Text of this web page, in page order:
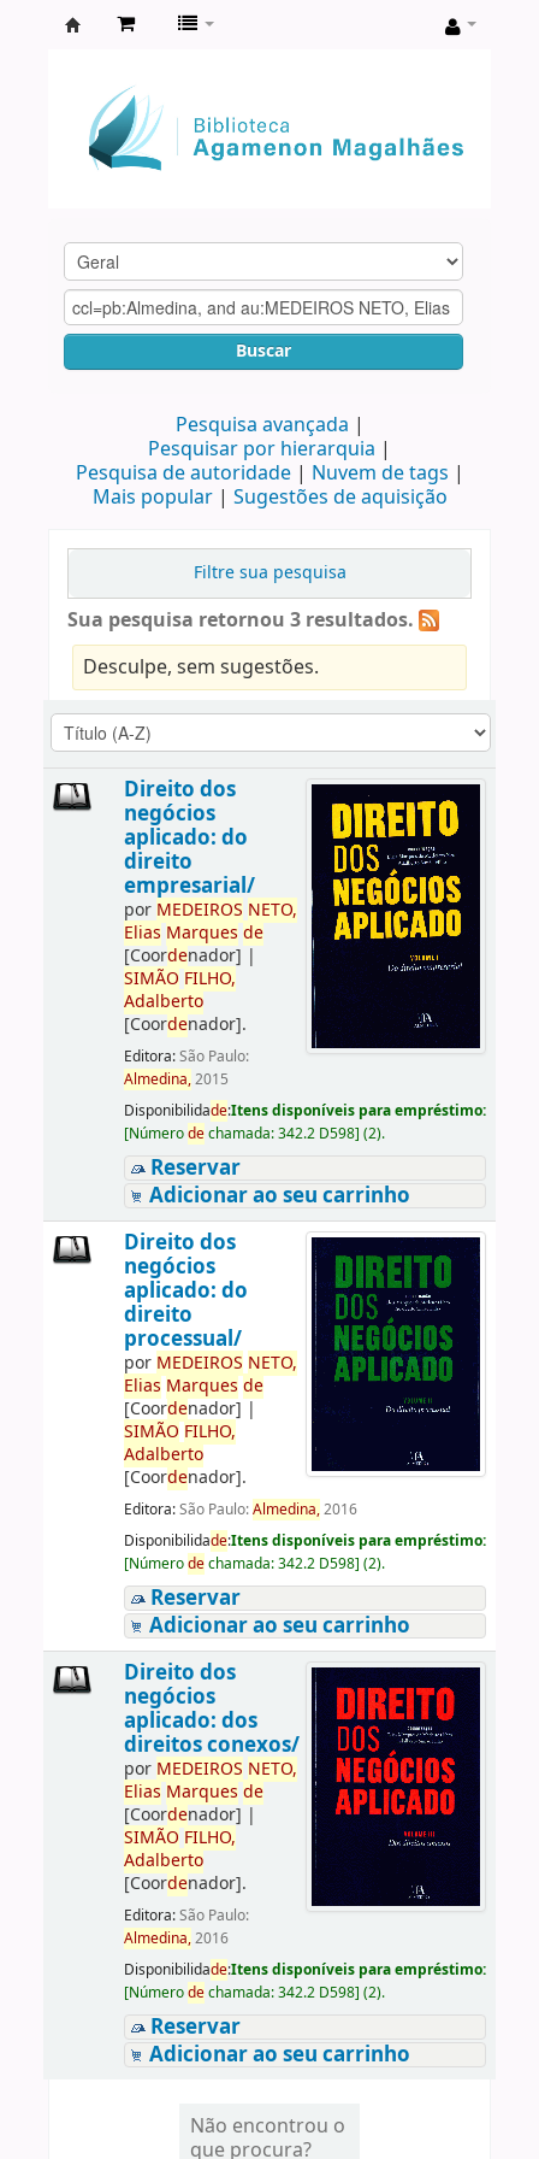
Agamenon
Magalhães
Buscar
Pesquisa avançada
Pesquisar por hierarquia
Pesquisa de autoridade
Nuvem de tags
Mais popular
Sugestões de aquisição
Filtre sua pesquisa
Sua pesquisa retornou 3 resultados.
Desculpe, sem sugestões.
Direito dos
negócios
aplicado: do
direito
empresarial/
por MEDEIROS NETO,
Elias Marques de
[Coordenador] |
SIMÃO FILHO,
Adalberto
[Coordenador].
Editora:São Paulo:
Almedina,2015
Disponibilidade:Itens disponíveis para empréstimo:
[Númerodechamada:342.2 D598] (2).
Reservar
Adicionar ao seu carrinho
Direito dos
negócios
aplicado: do
direito
processual/
por MEDEIROS NETO,
Elias Marques de
[Coordenador] |
SIMÃO FILHO,
Adalberto
[Coordenador].
Editora:São Paulo:Almedina,2016
Disponibilidade:Itens disponíveis para empréstimo:
[Númerodechamada:342.2 D598] (2).
Reservar
Adicionar ao seu carrinho
Direito dos
negócios
aplicado: dos
direitos conexos/
por MEDEIROS NETO,
Elias Marques de
[Coordenador] |
SIMÃO FILHO,
Adalberto
[Coordenador].
Editora:São Paulo:
Almedina,2016
Disponibilidade:Itens disponíveis para empréstimo:
[Númerodechamada:342.2 D598] (2).
Reservar
Adicionar ao seu carrinho
Não encontrou o
que procura?